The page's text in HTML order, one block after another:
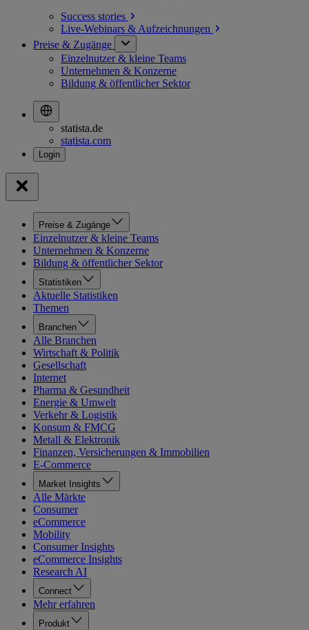
Success stories
Live-Webinars & Aufzeichnungen
Preise & Zugänge
Einzelnutzer & kleine Teams
Unternehmen & Konzerne
Bildung & öffentlicher Sektor
statista.de
statista.com
Preise & Zugänge
Einzelnutzer & kleine Teams
Unternehmen & Konzerne
Bildung & öffentlicher Sektor
Statistiken
Aktuelle Statistiken
Themen
Branchen
Alle Branchen
Wirtschaft & Politik
Gesellschaft
Internet
Pharma & Gesundheit
Energie & Umwelt
Verkehr & Logistik
Konsum & FMCG
Metall & Elektronik
Finanzen, Versicherungen & Immobilien
E-Commerce
Market Insights
Alle Märkte
Consumer
eCommerce
Mobility
Consumer Insights
eCommerce Insights
Research AI
Connect
Mehr erfahren
Produkt